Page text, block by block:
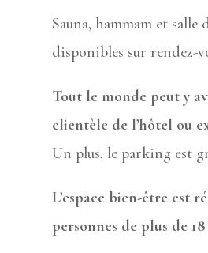
Sauna, hammam et salle
disponibles sur rendez-
Tout le monde peut y
clientèle de l’hôtel ou
Un plus, le parking est
L’espace bien-être est
personnes de plus de 18